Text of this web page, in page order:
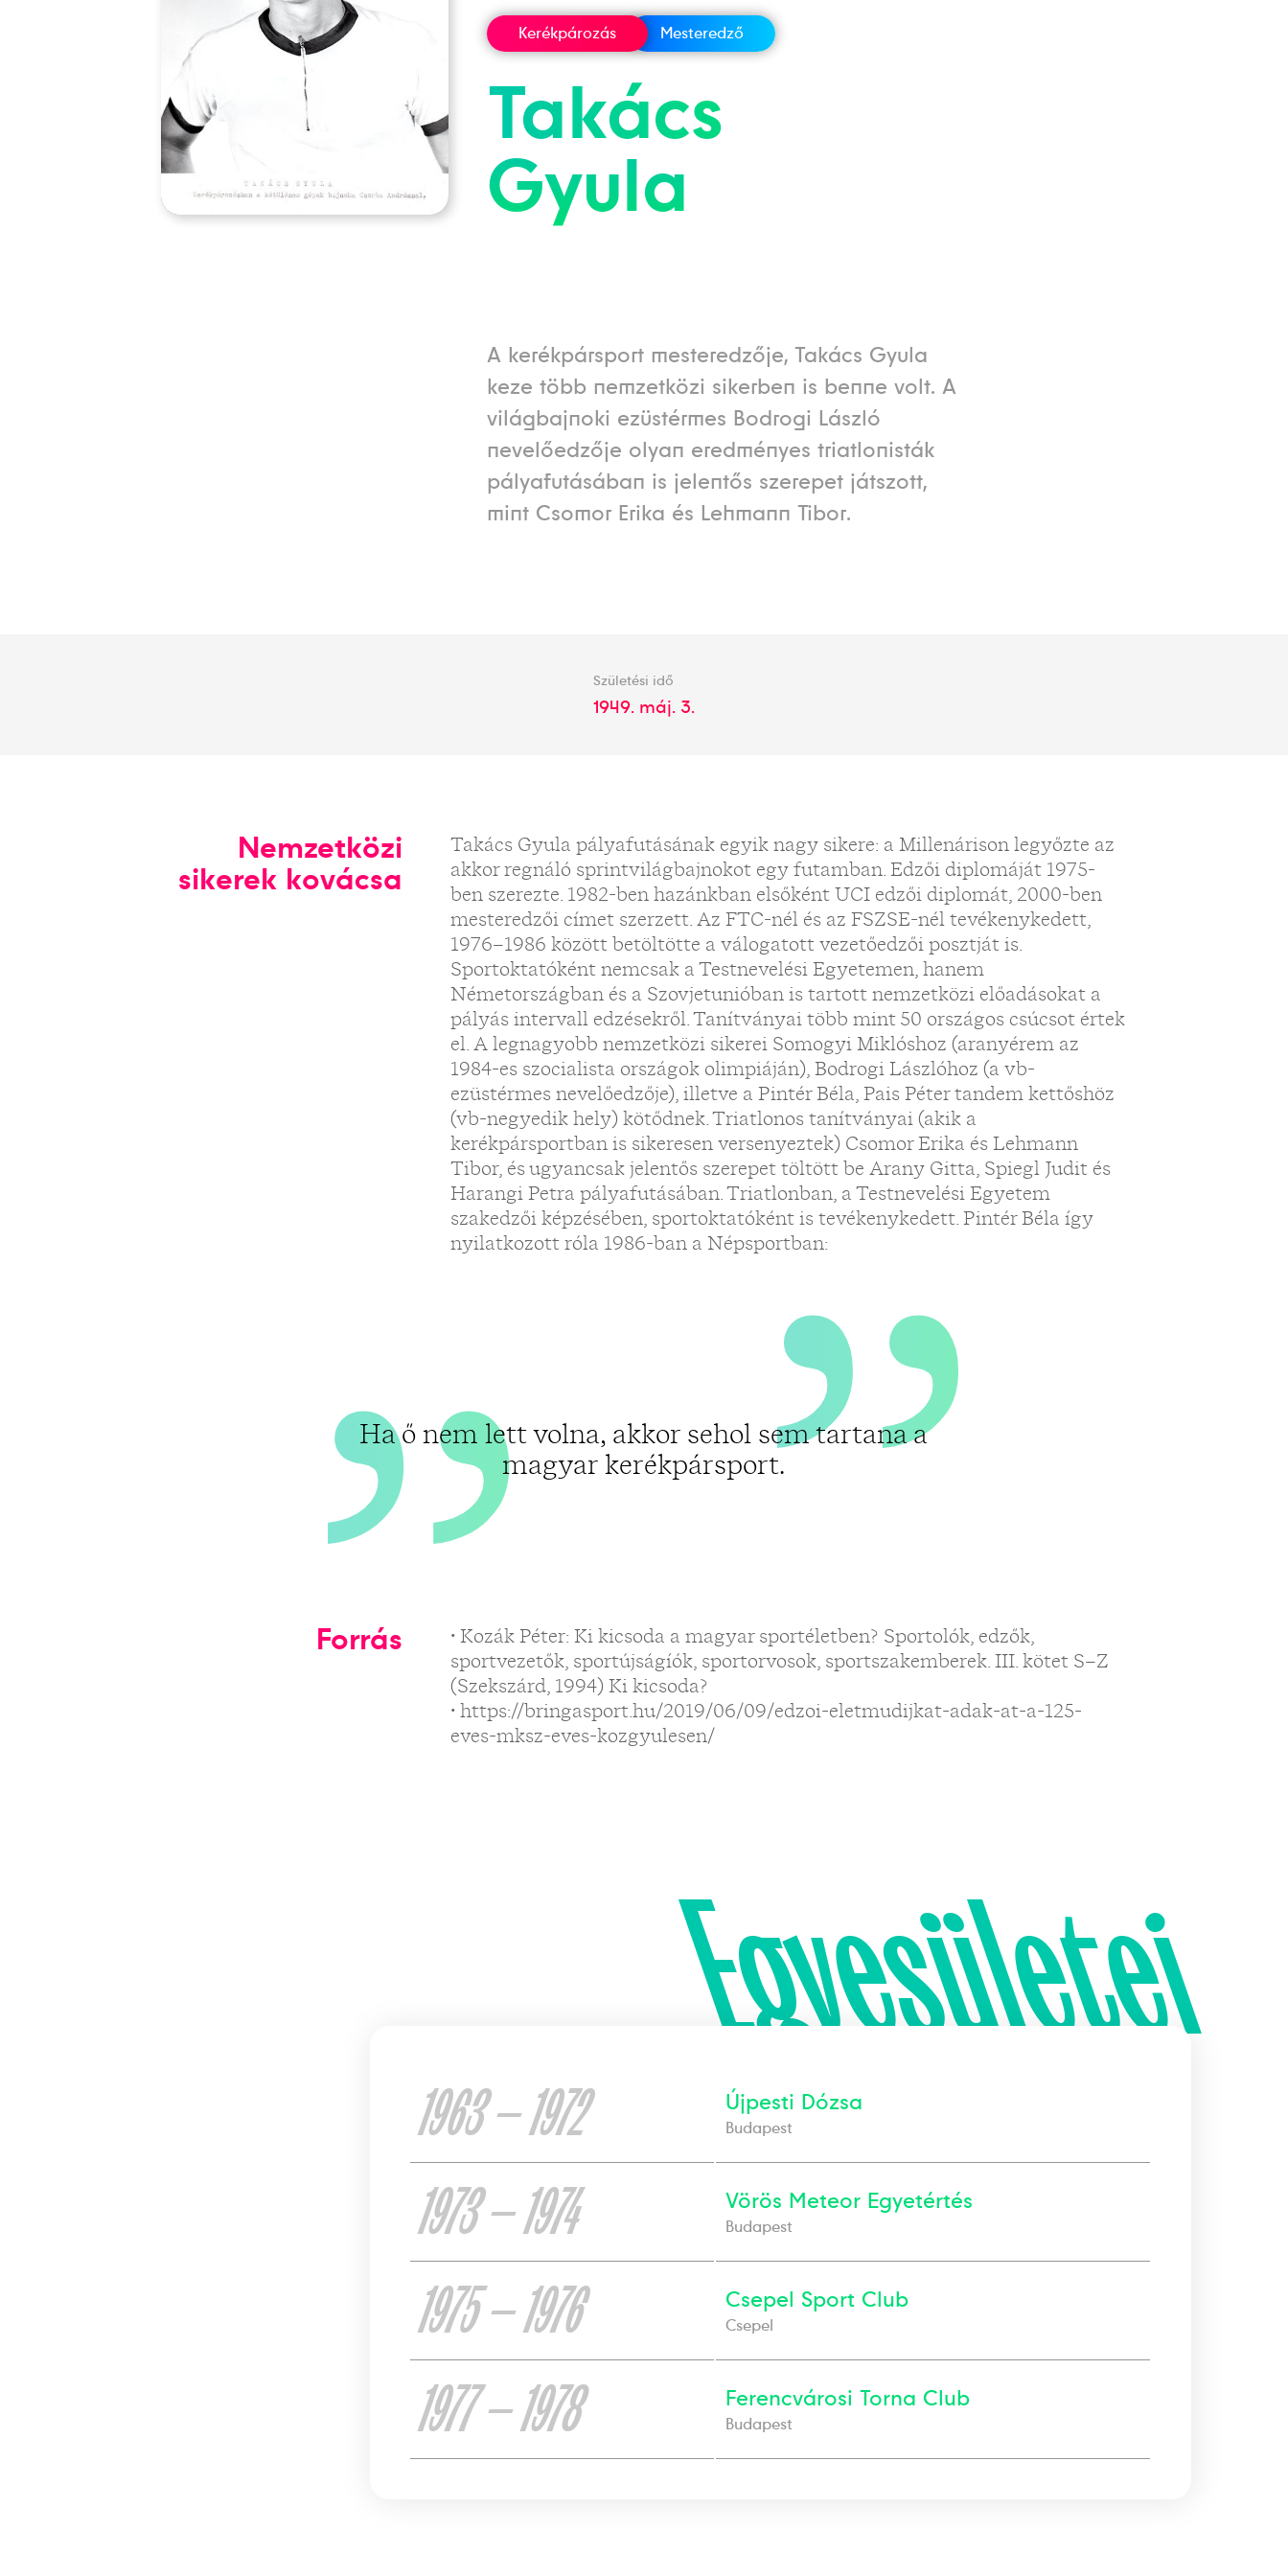
Kerékpározás Mesteredző
Takács
Gyula
A kerékpársport mesteredzője, Takács Gyula
keze több nemzetközi sikerben is benne volt. A
világbajnoki ezüstérmes Bodrogi László
nevelőedzője olyan eredményes triatlonisták
pályafutásában is jelentős szerepet játszott,
mint Csomor Erika és Lehmann Tibor.
Születési idő
1949. máj. 3.
Nemzetközi
sikerek kovácsa
Takács Gyula pályafutásának egyik nagy sikere: a Millenárison legyőzte az
akkor regnáló sprintvilágbajnokot egy futamban. Edzői diplomáját 1975-
ben szerezte. 1982-ben hazánkban elsőként UCI edzői diplomát, 2000-ben
mesteredzői címet szerzett. Az FTC-nél és az FSZSE-nél tevékenykedett,
1976–1986 között betöltötte a válogatott vezetőedzői posztját is.
Sportoktatóként nemcsak a Testnevelési Egyetemen, hanem
Németországban és a Szovjetunióban is tartott nemzetközi előadásokat a
pályás intervall edzésekről. Tanítványai több mint 50 országos csúcsot értek
el. A legnagyobb nemzetközi sikerei Somogyi Miklóshoz (aranyérem az
1984-es szocialista országok olimpiáján), Bodrogi Lászlóhoz (a vb-
ezüstérmes nevelőedzője), illetve a Pintér Béla, Pais Péter tandem kettőshöz
(vb-negyedik hely) kötődnek. Triatlonos tanítványai (akik a
kerékpársportban is sikeresen versenyeztek) Csomor Erika és Lehmann
Tibor, és ugyancsak jelentős szerepet töltött be Arany Gitta, Spiegl Judit és
Harangi Petra pályafutásában. Triatlonban, a Testnevelési Egyetem
szakedzői képzésében, sportoktatóként is tevékenykedett. Pintér Béla így
nyilatkozott róla 1986-ban a Népsportban:
Ha ő nem lett volna, akkor sehol sem tartana a
magyar kerékpársport.
„ „
Forrás
• Kozák Péter: Ki kicsoda a magyar sportéletben? Sportolók, edzők,
sportvezetők, sportújságíók, sportorvosok, sportszakemberek. III. kötet S–Z
(Szekszárd, 1994) Ki kicsoda?
• https://bringasport.hu/2019/06/09/edzoi-eletmudijkat-adak-at-a-125-
eves-mksz-eves-kozgyulesen/
Egyesületei
1963 — 1972 Újpesti Dózsa
Budapest
1973 — 1974 Vörös Meteor Egyetértés
Budapest
1975 — 1976 Csepel Sport Club
Csepel
1977 — 1978 Ferencvárosi Torna Club
Budapest